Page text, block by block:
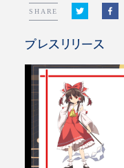
SHARE
プレスリリース